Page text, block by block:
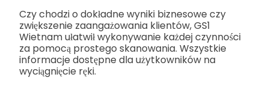
Czy chodzi o dokładne wyniki biznesowe czy
zwiększenie zaangażowania klientów, GS1
Wietnam ułatwił wykonywanie każdej czynności
za pomocą prostego skanowania. Wszystkie
informacje dostępne dla użytkowników na
wyciągnięcie ręki.